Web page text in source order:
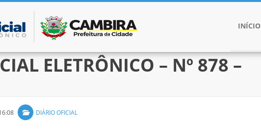
INÍCIO
ELETRÔNICO – Nº 878 –
DIÁRIO OFICIAL